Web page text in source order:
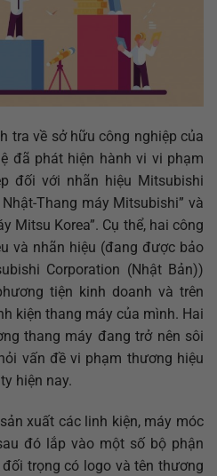
tra về sở hữu công nghiệp của
đã phát hiện hành vi vi phạm
đối với nhãn hiệu Mitsubishi
Thang máy Mitsubishi” và
Mitsu Korea”. Cụ thể, hai công
và nhãn hiệu (đang được bảo
Corporation (Nhật Bản))
tiện kinh doanh và trên
kiện thang máy của mình. Hai
thang máy đang trở nên sôi
vấn đề vi phạm thương hiệu
hiện nay.
xuất các linh kiện, máy móc
đó lắp vào một số bộ phận
trọng có logo và tên thương